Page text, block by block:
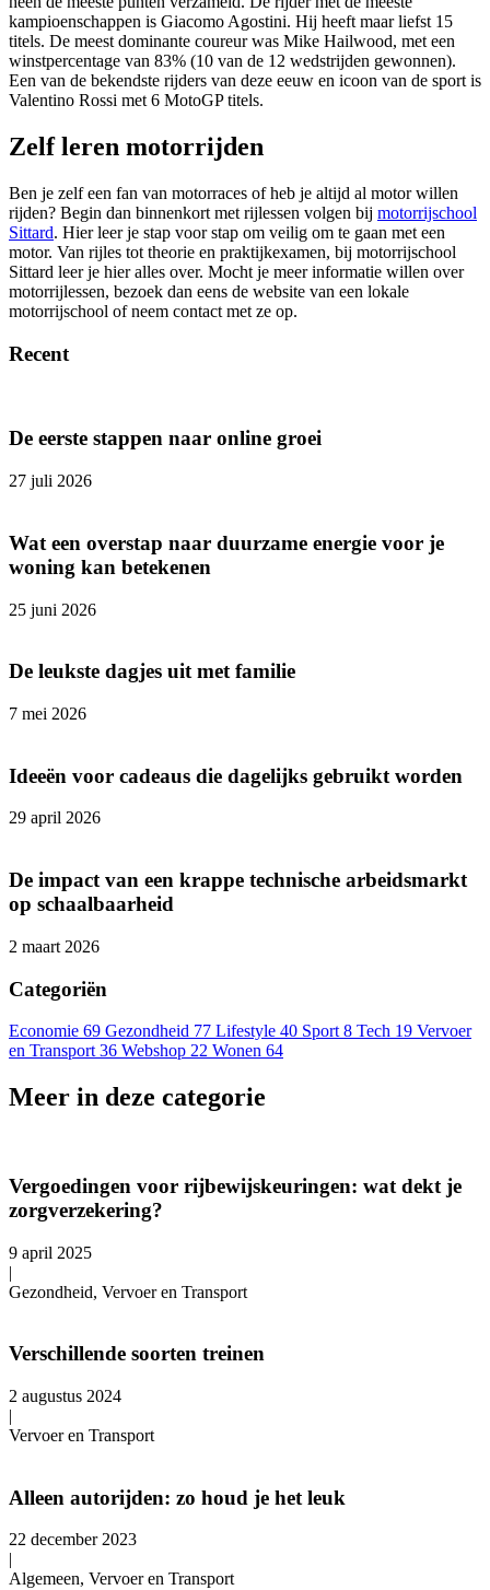
kampioenschappen is Giacomo Agostini. Hij heeft maar liefst 15
titels. De meest dominante coureur was Mike Hailwood, met een
winstpercentage van 83% (10 van de 12 wedstrijden gewonnen).
Een van de bekendste rijders van deze eeuw en icoon van de sport is
Valentino Rossi met 6 MotoGP titels.
Zelf leren motorrijden
Ben je zelf een fan van motorraces of heb je altijd al motor willen
rijden? Begin dan binnenkort met rijlessen volgen bij motorrijschool
Sittard. Hier leer je stap voor stap om veilig om te gaan met een
motor. Van rijles tot theorie en praktijkexamen, bij motorrijschool
Sittard leer je hier alles over. Mocht je meer informatie willen over
motorrijlessen, bezoek dan eens de website van een lokale
motorrijschool of neem contact met ze op.
Recent
De eerste stappen naar online groei
27 juli 2026
Wat een overstap naar duurzame energie voor je
woning kan betekenen
25 juni 2026
De leukste dagjes uit met familie
7 mei 2026
Ideeën voor cadeaus die dagelijks gebruikt worden
29 april 2026
De impact van een krappe technische arbeidsmarkt
op schaalbaarheid
2 maart 2026
Categoriën
Economie 69 Gezondheid 77 Lifestyle 40 Sport 8 Tech 19 Vervoer
en Transport 36 Webshop 22 Wonen 64
Meer in deze categorie
Vergoedingen voor rijbewijskeuringen: wat dekt je
zorgverzekering?
9 april 2025
|
Gezondheid, Vervoer en Transport
Verschillende soorten treinen
2 augustus 2024
|
Vervoer en Transport
Alleen autorijden: zo houd je het leuk
22 december 2023
|
Algemeen, Vervoer en Transport